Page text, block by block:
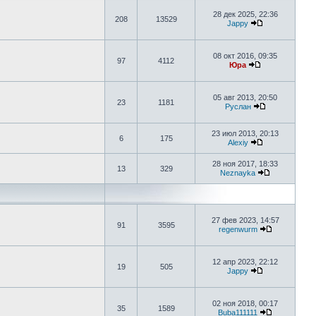
208 13529
28 дек 2025, 22:36
Jappy
97 4112
08 окт 2016, 09:35
Юра
23 1181
05 авг 2013, 20:50
Руслан
6 175
23 июл 2013, 20:13
Alexiy
13 329
28 ноя 2017, 18:33
Neznayka
91 3595
27 фев 2023, 14:57
regenwurm
19 505
12 апр 2023, 22:12
Jappy
35 1589
02 ноя 2018, 00:17
Buba111111